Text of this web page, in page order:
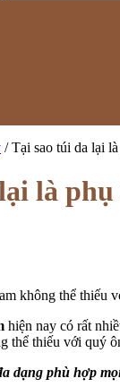
/Tại sao túi da lại
là
không thể thiếu
hiện nay có rất
thể thiếu với quý
dạng phù hợp